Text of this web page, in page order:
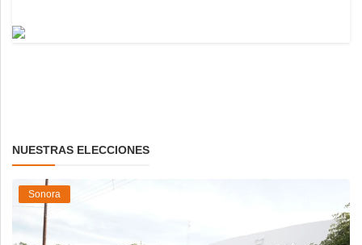
NUESTRAS ELECCIONES
Sonora